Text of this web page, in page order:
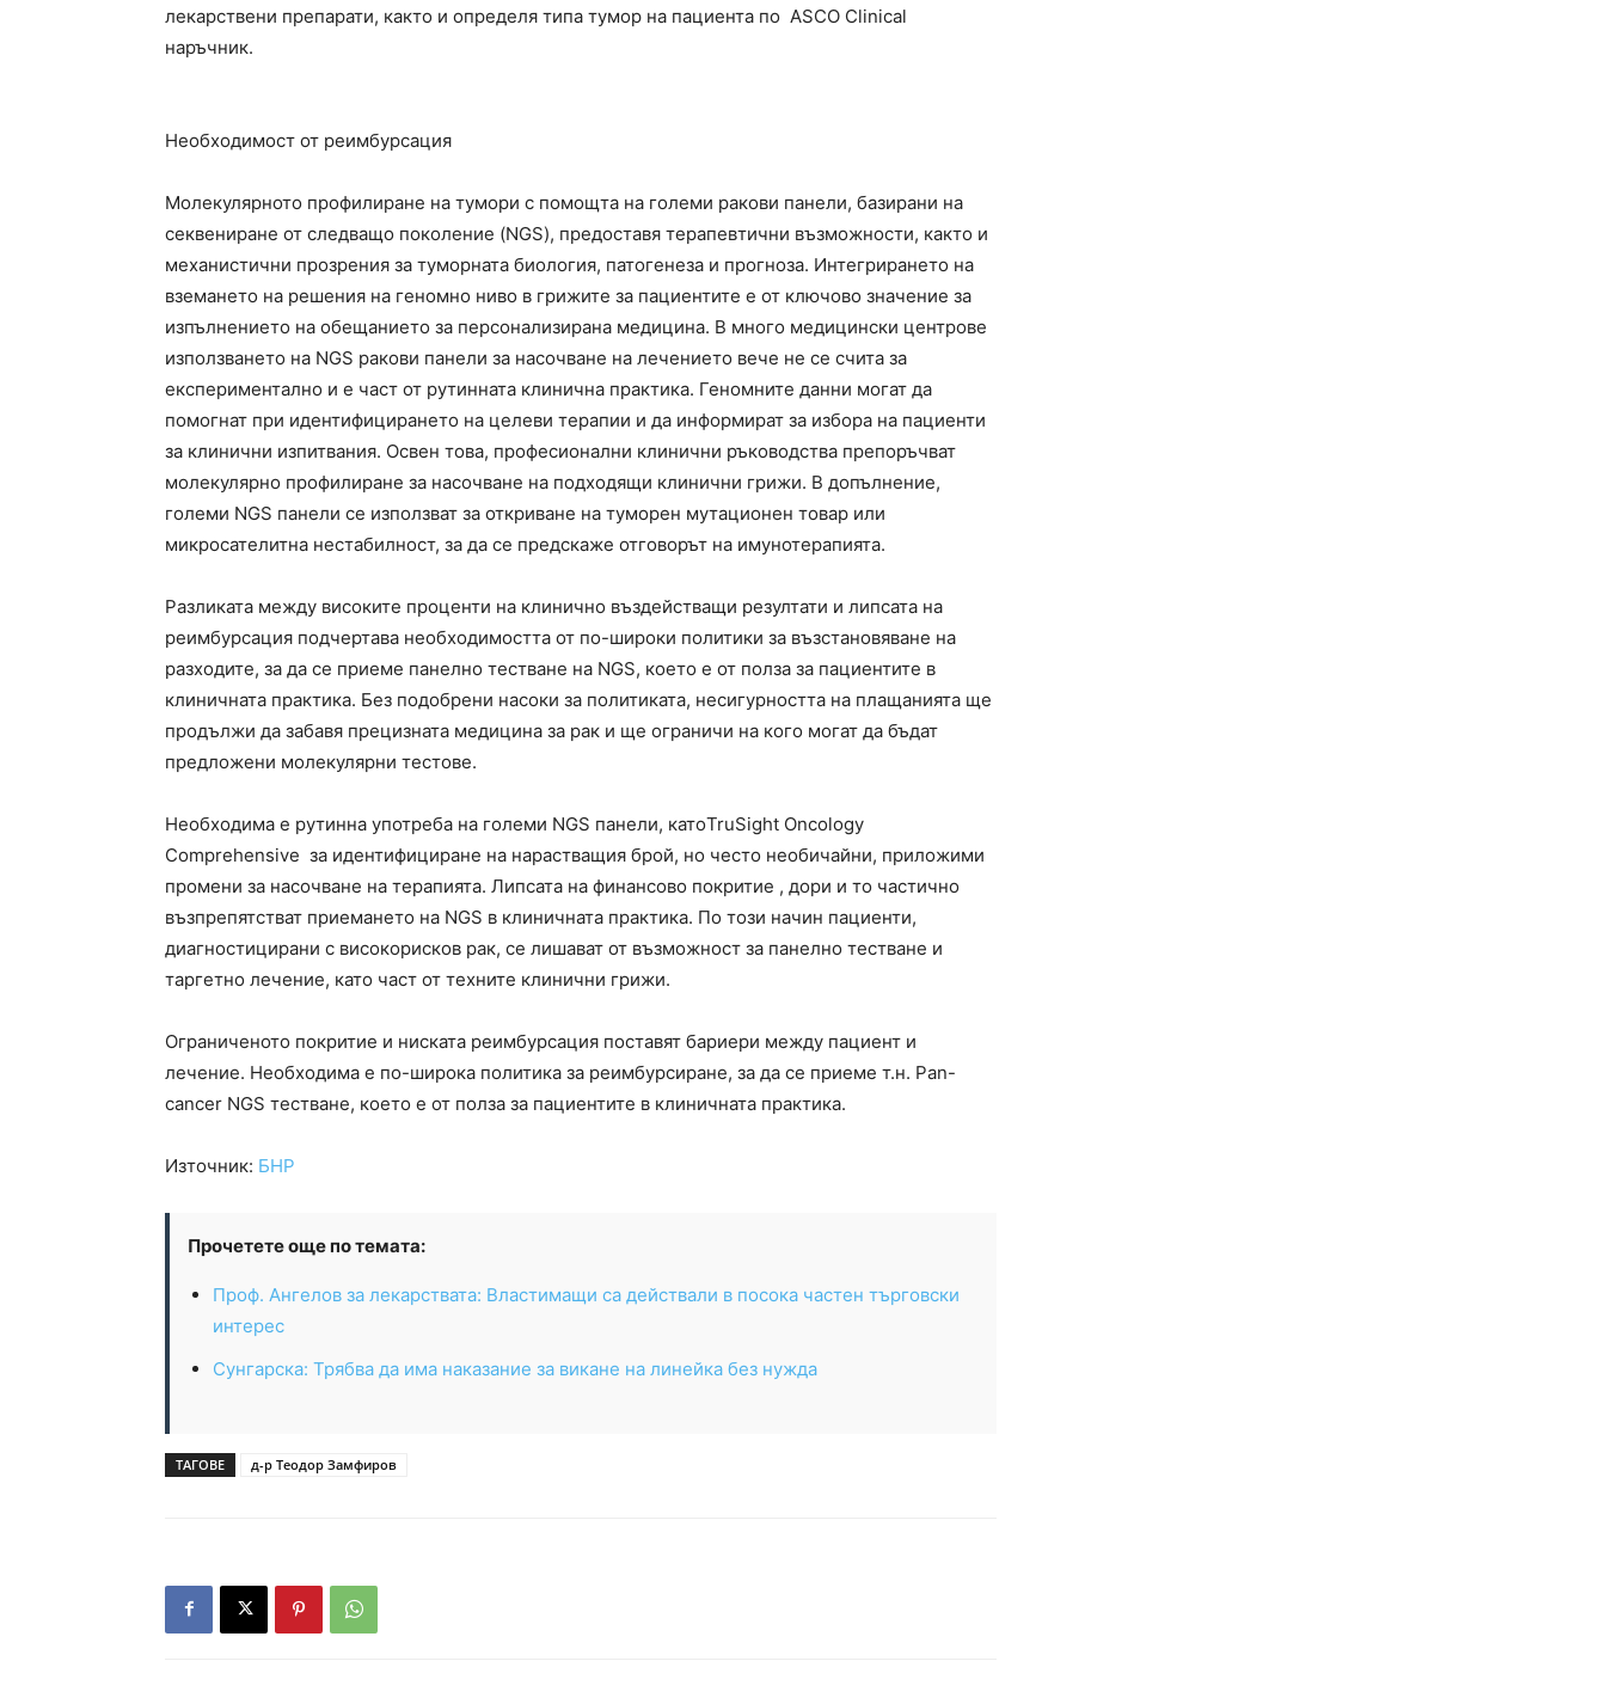
лекарствени препарати, както и определя типа тумор на пациента по ASCO Clinical
наръчник.
Необходимост от реимбурсация
Молекулярното профилиране на тумори с помощта на големи ракови панели, базирани на
секвениране от следващо поколение (NGS), предоставя терапевтични възможности, както и
механистични прозрения за туморната биология, патогенеза и прогноза. Интегрирането на
вземането на решения на геномно ниво в грижите за пациентите е от ключово значение за
изпълнението на обещанието за персонализирана медицина. В много медицински центрове
използването на NGS ракови панели за насочване на лечението вече не се счита за
експериментално и е част от рутинната клинична практика. Геномните данни могат да
помогнат при идентифицирането на целеви терапии и да информират за избора на пациенти
за клинични изпитвания. Освен това, професионални клинични ръководства препоръчват
молекулярно профилиране за насочване на подходящи клинични грижи. В допълнение,
големи NGS панели се използват за откриване на туморен мутационен товар или
микросателитна нестабилност, за да се предскаже отговорът на имунотерапията.
Разликата между високите проценти на клинично въздействащи резултати и липсата на
реимбурсация подчертава необходимостта от по-широки политики за възстановяване на
разходите, за да се приеме панелно тестване на NGS, което е от полза за пациентите в
клиничната практика. Без подобрени насоки за политиката, несигурността на плащанията ще
продължи да забавя прецизната медицина за рак и ще ограничи на кого могат да бъдат
предложени молекулярни тестове.
Необходима е рутинна употреба на големи NGS панели, катоTruSight Oncology
Comprehensive за идентифициране на нарастващия брой, но често необичайни, приложими
промени за насочване на терапията. Липсата на финансово покритие , дори и то частично
възпрепятстват приемането на NGS в клиничната практика. По този начин пациенти,
диагностицирани с високорисков рак, се лишават от възможност за панелно тестване и
таргетно лечение, като част от техните клинични грижи.
Ограниченото покритие и ниската реимбурсация поставят бариери между пациент и
лечение. Необходима е по-широка политика за реимбурсиране, за да се приеме т.н. Pan-
cancer NGS тестване, което е от полза за пациентите в клиничната практика.
Източник: БНР
Прочетете още по темата:
Проф. Ангелов за лекарствата: Властимащи са действали в посока частен търговски
интерес
Сунгарска: Трябва да има наказание за викане на линейка без нужда
ТАГОВЕ д-р Теодор Замфиров